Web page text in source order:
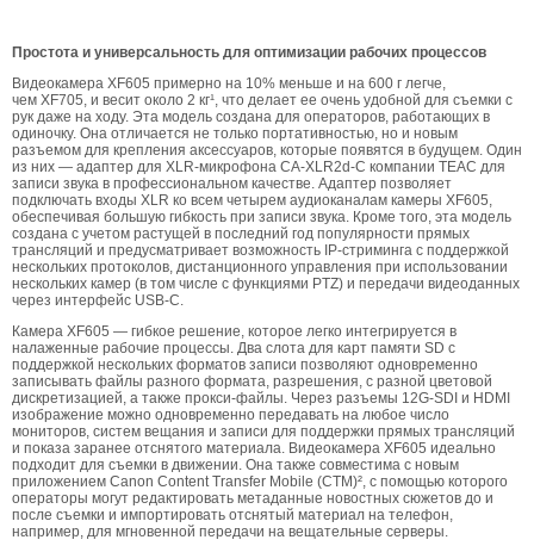
Простота и универсальность для оптимизации рабочих процессов
Видеокамера XF605 примерно на 10% меньше и на 600 г легче,
чем XF705, и весит около 2 кг¹, что делает ее очень удобной для съемки с
рук даже на ходу. Эта модель создана для операторов, работающих в
одиночку. Она отличается не только портативностью, но и новым
разъемом для крепления аксессуаров, которые появятся в будущем. Один
из них — адаптер для XLR-микрофона CA-XLR2d-C компании TEAC для
записи звука в профессиональном качестве. Адаптер позволяет
подключать входы XLR ко всем четырем аудиоканалам камеры XF605,
обеспечивая большую гибкость при записи звука. Кроме того, эта модель
создана с учетом растущей в последний год популярности прямых
трансляций и предусматривает возможность IP-стриминга с поддержкой
нескольких протоколов, дистанционного управления при использовании
нескольких камер (в том числе с функциями PTZ) и передачи видеоданных
через интерфейс USB-С.
Камера XF605 — гибкое решение, которое легко интегрируется в
налаженные рабочие процессы. Два слота для карт памяти SD с
поддержкой нескольких форматов записи позволяют одновременно
записывать файлы разного формата, разрешения, с разной цветовой
дискретизацией, а также прокси-файлы. Через разъемы 12G-SDI и HDMI
изображение можно одновременно передавать на любое число
мониторов, систем вещания и записи для поддержки прямых трансляций
и показа заранее отснятого материала. Видеокамера XF605 идеально
подходит для съемки в движении. Она также совместима с новым
приложением Canon Content Transfer Mobile (CTM)², с помощью которого
операторы могут редактировать метаданные новостных сюжетов до и
после съемки и импортировать отснятый материал на телефон,
например, для мгновенной передачи на вещательные серверы.